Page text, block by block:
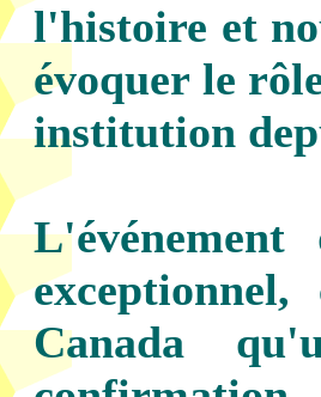
l'histoire et
évoquer le
institution
Canada